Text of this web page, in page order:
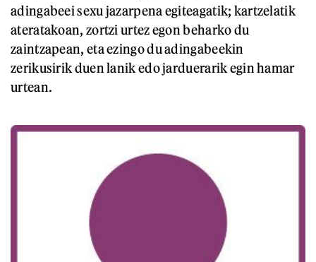
adingabeei sexu jazarpena egiteagatik; kartzelatik
ateratakoan, zortzi urtez egon beharko du
zaintzapean, eta ezingo du adingabeekin
zerikusirik duen lanik edo jarduerarik egin hamar
urtean.